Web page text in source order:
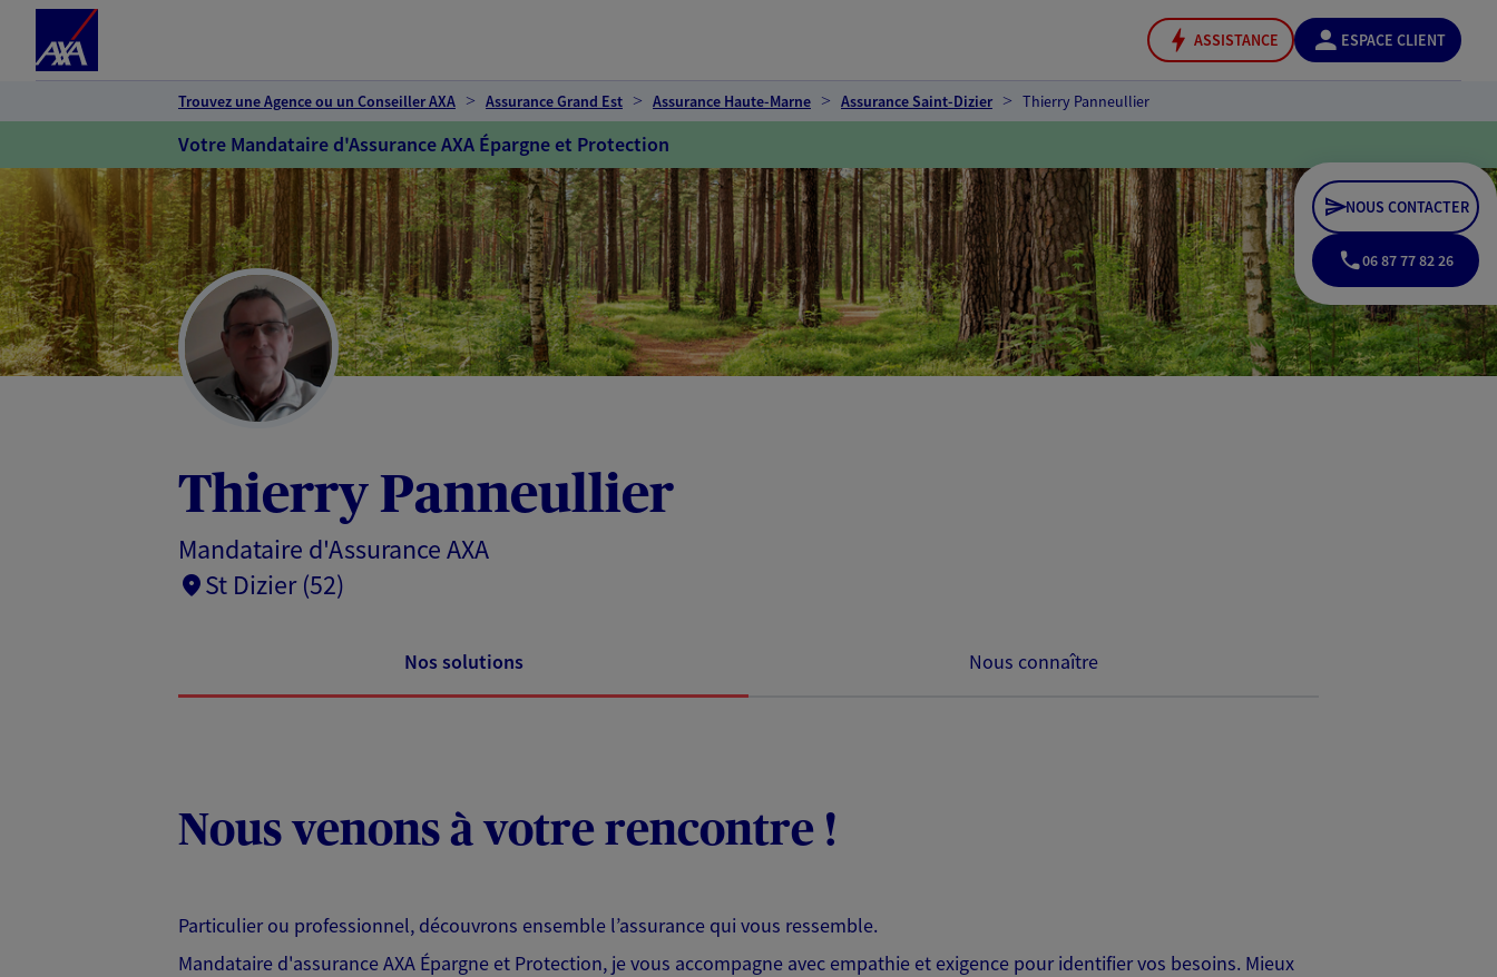
ASSISTANCE ESPACE CLIENT
Trouvez une Agence ou un Conseiller AXA Assurance Grand Est Assurance Haute-Marne Assurance Saint-Dizier Thierry Panneullier
Votre Mandataire d'Assurance AXA Épargne et Protection
Thierry Panneullier
Mandataire d'Assurance AXA
St Dizier (52)
NOUS CONTACTER
06 87 77 82 26
Nos solutions Nous connaître
Nous venons à votre rencontre !
Particulier ou professionnel, découvrons ensemble l’assurance qui vous ressemble.
Mandataire d'assurance AXA Épargne et Protection, je vous accompagne avec empathie et exigence pour identifier vos besoins. Mieux